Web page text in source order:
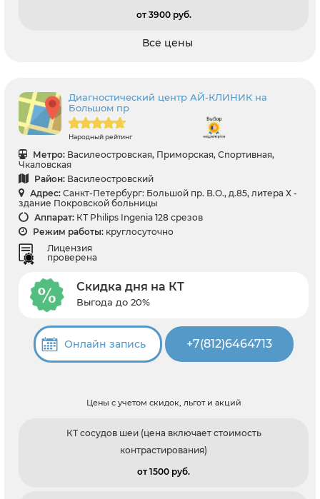
от 3900 pуб.
Все цены
Диагностический центр АЙ-КЛИНИК на
Большом пр
Народный рейтинг
Метро: Василеостровская, Приморская, Спортивная,
Чкаловская
Район: Василеостровский
Адрес: Санкт-Петербург: Большой пр. В.О., д.85, литера Х -
здание Покровской больницы
Аппарат: КТ Philips Ingenia 128 срезов
Режим работы: круглосуточно
Лицензия
проверена
Скидка дня на КТ
Выгода до 20%
Онлайн запись +7(812)6464713
Цены с учетом скидок, льгот и акций
КТ сосудов шеи (цена включает стоимость
контрастирования)
от 1500 pуб.